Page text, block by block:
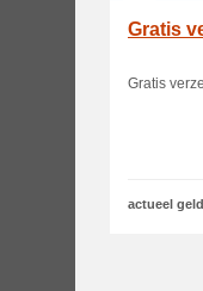
Gratis
Gratis
actueel